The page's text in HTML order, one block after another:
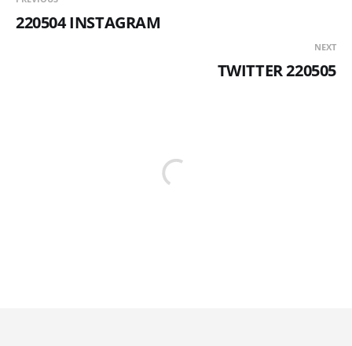
220504 INSTAGRAM
NEXT
TWITTER 220505